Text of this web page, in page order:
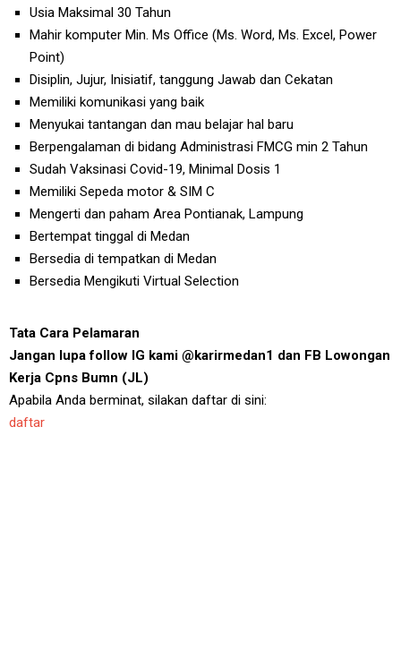
Usia Maksimal 30 Tahun
Mahir komputer Min. Ms Office (Ms. Word, Ms. Excel, Power
Point)
Disiplin, Jujur, Inisiatif, tanggung Jawab dan Cekatan
Memiliki komunikasi yang baik
Menyukai tantangan dan mau belajar hal baru
Berpengalaman di bidang Administrasi FMCG min 2 Tahun
Sudah Vaksinasi Covid-19, Minimal Dosis 1
Memiliki Sepeda motor & SIM C
Mengerti dan paham Area Pontianak, Lampung
Bertempat tinggal di Medan
Bersedia di tempatkan di Medan
Bersedia Mengikuti Virtual Selection
Tata Cara Pelamaran
Jangan lupa follow IG kami @karirmedan1 dan FB Lowongan
Kerja Cpns Bumn (JL)
Apabila Anda berminat, silakan daftar di sini:
daftar